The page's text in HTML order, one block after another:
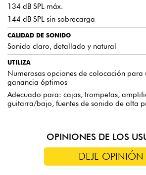
134 dB SPL máx.
144 dB SPL sin sobrecarga
CALIDAD DE SONIDO
Sonido claro, detallado y natural
UTILIZA
Numerosas opciones de colocación para
ganancia óptimos
Adecuado para: cajas, trompetas,
guitarra/bajo, fuentes de sonido de alta
OPINIONES DE LOS
DEJE OPINIÓN